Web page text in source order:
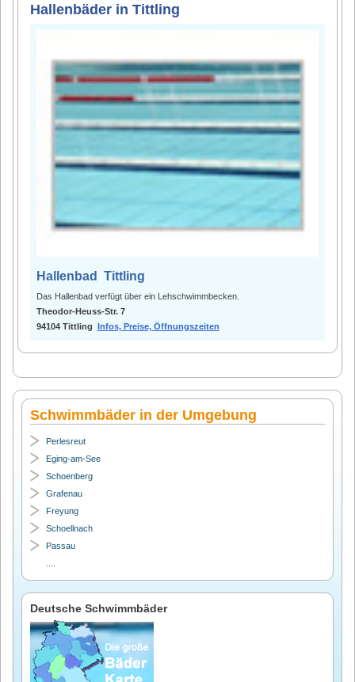
Hallenbäder in Tittling
Hallenbad Tittling
Das Hallenbad verfügt über ein Lehschwimmbecken.
Theodor-Heuss-Str. 7
94104 Tittling
Infos, Preise, Öffnungszeiten
Schwimmbäder in der Umgebung
Perlesreut
Eging-am-See
Schoenberg
Grafenau
Freyung
Schoellnach
Passau
Deutsche Schwimmbäder